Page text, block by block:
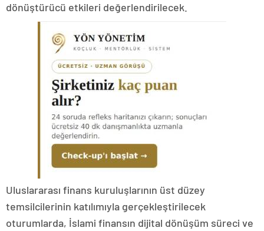
dönüştürücü etkileri değerlendirilecek.
Uluslararası finans kuruluşlarının üst düzey
temsilcilerinin katılımıyla gerçekleştirilecek
oturumlarda, İslami finansın dijital dönüşüm süreci ve